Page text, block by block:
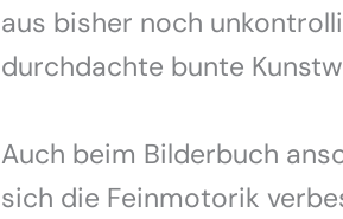
aus bisher noch
durchdachte bunte
Auch beim Bilderbuch
sich die Feinmotorik